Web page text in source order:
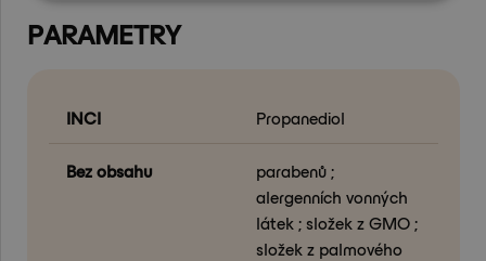
PARAMETRY
INCI Propanediol
Bez obsahu
parabenů ;
alergenních vonných
látek ; složek z GMO ;
složek z palmového